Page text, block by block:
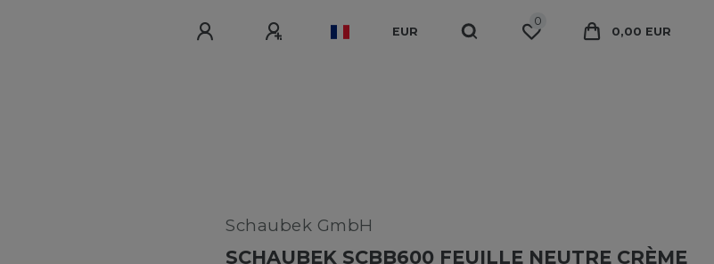
EUR
0
0,00 EUR
Schaubek GmbH
SCHAUBEK SCBB600 FEUILLE NEUTRE CRÈME